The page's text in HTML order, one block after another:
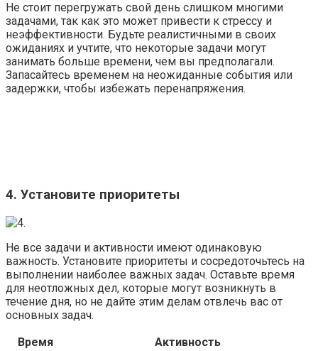
Не стоит перегружать свой день слишком многими
задачами, так как это может привести к стрессу и
неэффективности. Будьте реалистичными в своих
ожиданиях и учтите, что некоторые задачи могут
занимать больше времени, чем вы предполагали.
Запасайтесь временем на неожиданные события или
задержки, чтобы избежать перенапряжения.
4. Установите приоритеты
Не все задачи и активности имеют одинаковую
важность. Установите приоритеты и сосредоточьтесь на
выполнении наиболее важных задач. Оставьте время
для неотложных дел, которые могут возникнуть в
течение дня, но не дайте этим делам отвлечь вас от
основных задач.
Время
Активность